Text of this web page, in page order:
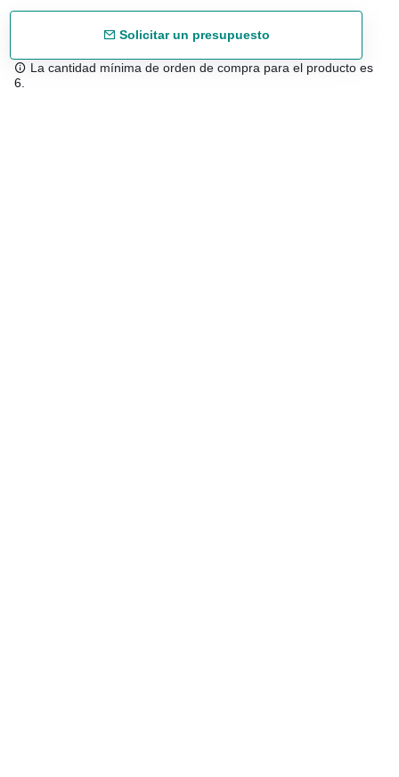
Solicitar un presupuesto
La cantidad mínima de orden de compra para el producto es
6.